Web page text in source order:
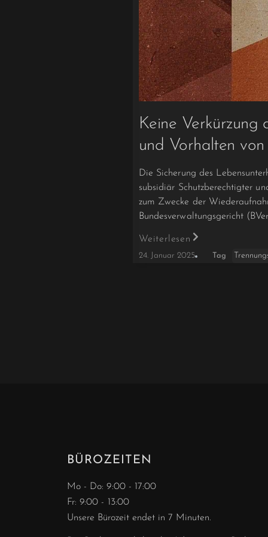
Keine Verkürzung
und Vorhalten
Die Sicherung des
subsidiär Schutzberechtigter
zum Zwecke der
Bundesverwaltungsgericht
Weiterlesen
24. Januar 2025 Tag
BÜROZEITEN
Mo - Do: 9:00 - 17:00
Fr: 9:00 - 13:00
Unsere Bürozeit endet in 7 Minuten.